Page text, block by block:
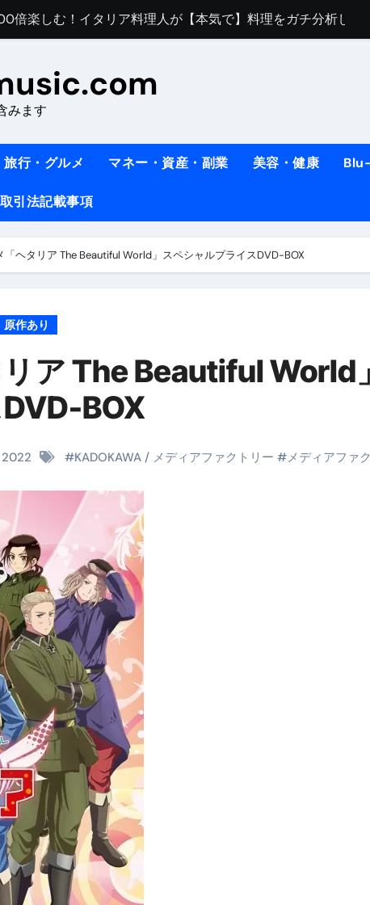
で色気を出しすぎてほんまに申し訳ない件
教わった｜ズッキーニのパスタ
高！いつか移住したい！」と思っている人が見たら、一瞬で現
理【ポルケッタ】スーパーの豚肉が大変身#shorts
ズ （ブルーレイディスク）
！仕事終わりに3都市巡る、４泊６日イタリア女子旅vlog
ルーレイディスク）
業風景】週末ビリビリのランチ営業
修復版 （ブルーレイディスク）
】マリナと過ごしたイタリア
仕事【帰国前最後の一週間】さよなら！イタリア！
| Awesome things to do in Lake Como!
イタリア行きの飛行機乗り遅れ事件について
生初の二郎系ラーメン！イタリア人シェフ達に作ってみた結
ツ星シェフのパスタを完全再現 #shorts
音声収録版 SPECIAL-（4K ULTRA HD）
音声収録版- （ブルーレイディスク）
マへ行く！航空券0円てマジ？&アジア飯食べ尽くし
【卵かけご飯】#shorts
カリ羽つきポテト#shorts
談＆オススメスポット｜a domenica! – Podcast #8
の来ない店【ペスト・ジェノベーゼ】が衝撃のうまさ！
みます
旅行・グルメ マネー・資産・副業 美容・健康
引法記載事項
「ヘタリア The Beautiful World」スペシャルプライスDVD-BOX
原作あり
ア The Beautiful World
BOX
#KADOKAWA / メディアファクトリー #メディアファ